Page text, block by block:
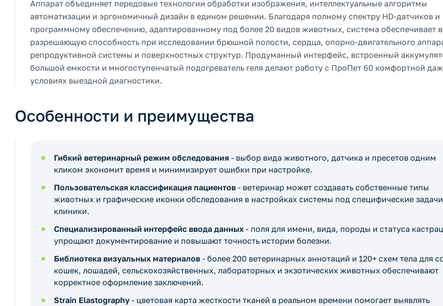
Аппарат объединяет передовые технологии обработки изображения, интеллектуальные алгоритмы
автоматизации и эргономичный дизайн в едином решении. Благодаря полному спектру HD-датчиков и
программному обеспечению, адаптированному под более 20 видов животных, система обеспечивает
разрешающую способность при исследовании брюшной полости, сердца, опорно-двигательного
репродуктивной системы и поверхностных структур. Продуманный интерфейс, встроенный
большой емкости и многоступенчатый подогреватель геля делают работу с ПроПет 60 комфортной
условиях выездной диагностики.
Особенности и преимущества
Гибкий ветеринарный режим обследования - выбор вида животного, датчика и пресетов одним
кликом экономит время и минимизирует ошибки при настройке.
Пользовательская классификация пациентов - ветеринар может создавать собственные типы
животных и графические иконки обследования в настройках системы под специфические задачи
клиники.
Специализированный интерфейс ввода данных - поля для имени, вида, породы и статуса
упрощают документирование и повышают точность истории болезни.
Библиотека визуальных материалов - более 200 ветеринарных аннотаций и 120+ схем тела для
кошек, лошадей, сельскохозяйственных, лабораторных и экзотических животных обеспечивают
корректное оформление заключений.
Strain Elastography - цветовая карта жесткости тканей в реальном времени помогает выявлять